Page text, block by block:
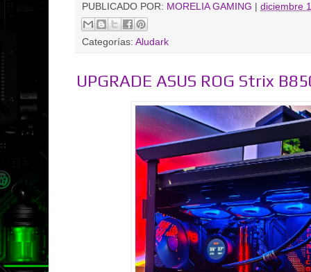
PUBLICADO POR: MORELIA GAMING diciembre
Categorías: Aludark
UPGRADE ASUS ROG Strix